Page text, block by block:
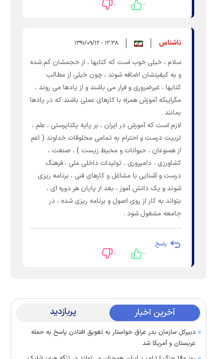
۰ ۰
ناشناس ۱۲:۳۸ - ۱۳۹۱/۰۹/۱۲
سلام ، خیلی خوب است که کتابها ، از حجمشان کم شده
و به کیفیتشان اضافه شوند ، چون خیلی از مطالب
کتابها ، غیرضروری و فرار می باشند و از یادها می روند ،
مگراینکه آموزش همراه با کارهای عملی باشند که در یادها
بمانند .
لازم است که آموزش در ایران ، بر پایه یکتاپرستی ، علم ،
تربیت درست و احترام به تمامی مخلوقات خداوند ( اعم
از همنوعان ، حیوانات و محیط زیست ) ، صنعت ،
کشاورزی ، دامپروری ، تولیدات داخلی ملی ، فرهنگ
درست و آشنایی با مشاغل و کارهای فنی ، برنامه ریزی
شوند و یک دانش آموز ، بعد از پایان هر دوره ای ،
بتواند به کار از روی اصول و برنامه ریزی شده ، در
جامعه مشغول شود .
پاسخ
۰ ۰
آخرین اخبار پربازدید
دبیرکل سازمان بدر عراق خواستار به تعویق افتادن پاسخ به حمله
عربستان و آمریکا شد